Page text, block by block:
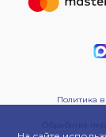
Политика
Обработка